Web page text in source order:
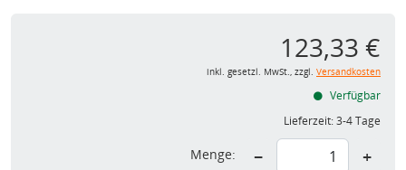
123,33 €
inkl. gesetzl. MwSt., zzgl. Versandkosten
Verfügbar
Lieferzeit:3-4 Tage
Menge: − +